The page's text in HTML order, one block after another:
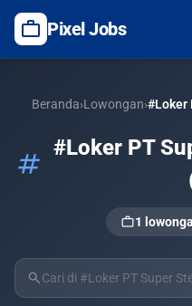
work Pixel Jobs
Beranda›Lowongan›#Loker
tag #Loker PT
work1
search